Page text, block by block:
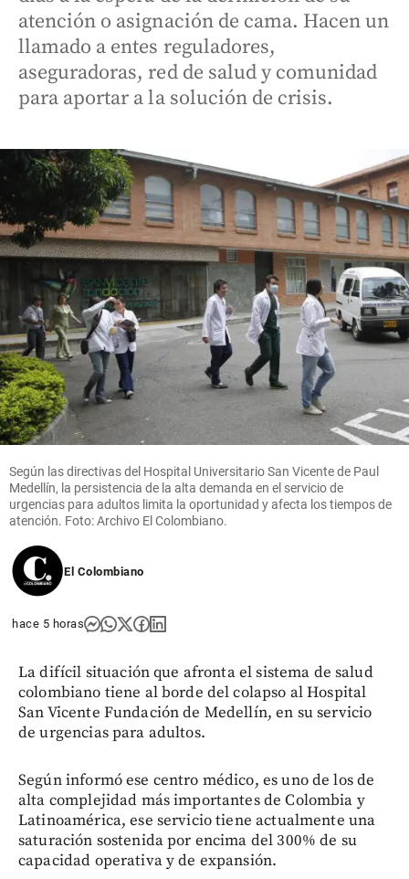
atención o asignación de cama. Hacen un
llamado a entes reguladores,
aseguradoras, red de salud y comunidad
para aportar a la solución de crisis.
Según las directivas del Hospital Universitario San Vicente de Paul
Medellín, la persistencia de la alta demanda en el servicio de
urgencias para adultos limita la oportunidad y afecta los tiempos de
atención. Foto: Archivo El Colombiano.
El Colombiano
hace 5 horas
La difícil situación que afronta el sistema de salud
colombiano tiene al borde del colapso al Hospital
San Vicente Fundación de Medellín, en su servicio
de urgencias para adultos.
Según informó ese centro médico, es uno de los de
alta complejidad más importantes de Colombia y
Latinoamérica, ese servicio tiene actualmente una
saturación sostenida por encima del 300% de su
capacidad operativa y de expansión.